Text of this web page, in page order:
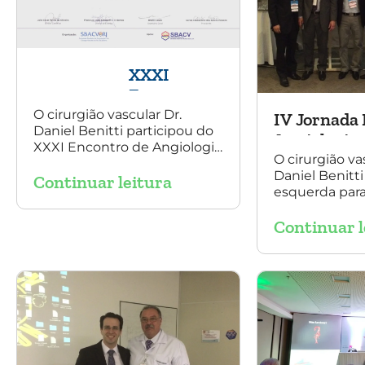
XXXI
Encontro
de
Angiologia
e Cirurgia
Vascular do
O cirurgião vascular Dr.
Daniel Benitti participou do
XXXI Encontro de Angiologia
Janeiro e palestrou sobre a
multilayer no tratamento de
Continuar leitura
IV Jornada
Angiologia
Vascular,
O cirurgião
Daniel
esquerda
Baiana de
Salvador, nos
outubro. Na
está
Aquino,
SBACV
de
Vascular)
Continuar